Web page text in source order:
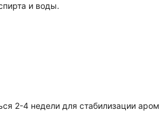
и воды.
2-4 недели для стабилизации